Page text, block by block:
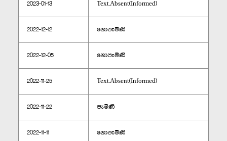
2023-01-13 Text.Absent(Informed)
2022-12-12 නොපැමිණි
2022-12-05 නොපැමිණි
2022-11-25 Text.Absent(Informed)
2022-11-22 පැමිණි
2022-11-11 නොපැමිණි